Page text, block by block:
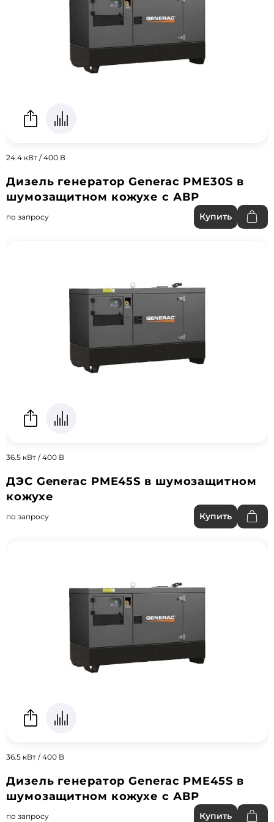
24.4 кВт / 400 В
Дизель генератор Generac PME30S в
шумозащитном кожухе с АВР
по запросу Купить
36.5 кВт / 400 В
ДЭС Generac PME45S в шумозащитном
кожухе
по запросу Купить
36.5 кВт / 400 В
Дизель генератор Generac PME45S в
шумозащитном кожухе с АВР
по запросу Купить